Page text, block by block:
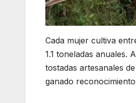
Cada mujer cultiva
1.1 toneladas anuales.
tostadas artesanales
ganado